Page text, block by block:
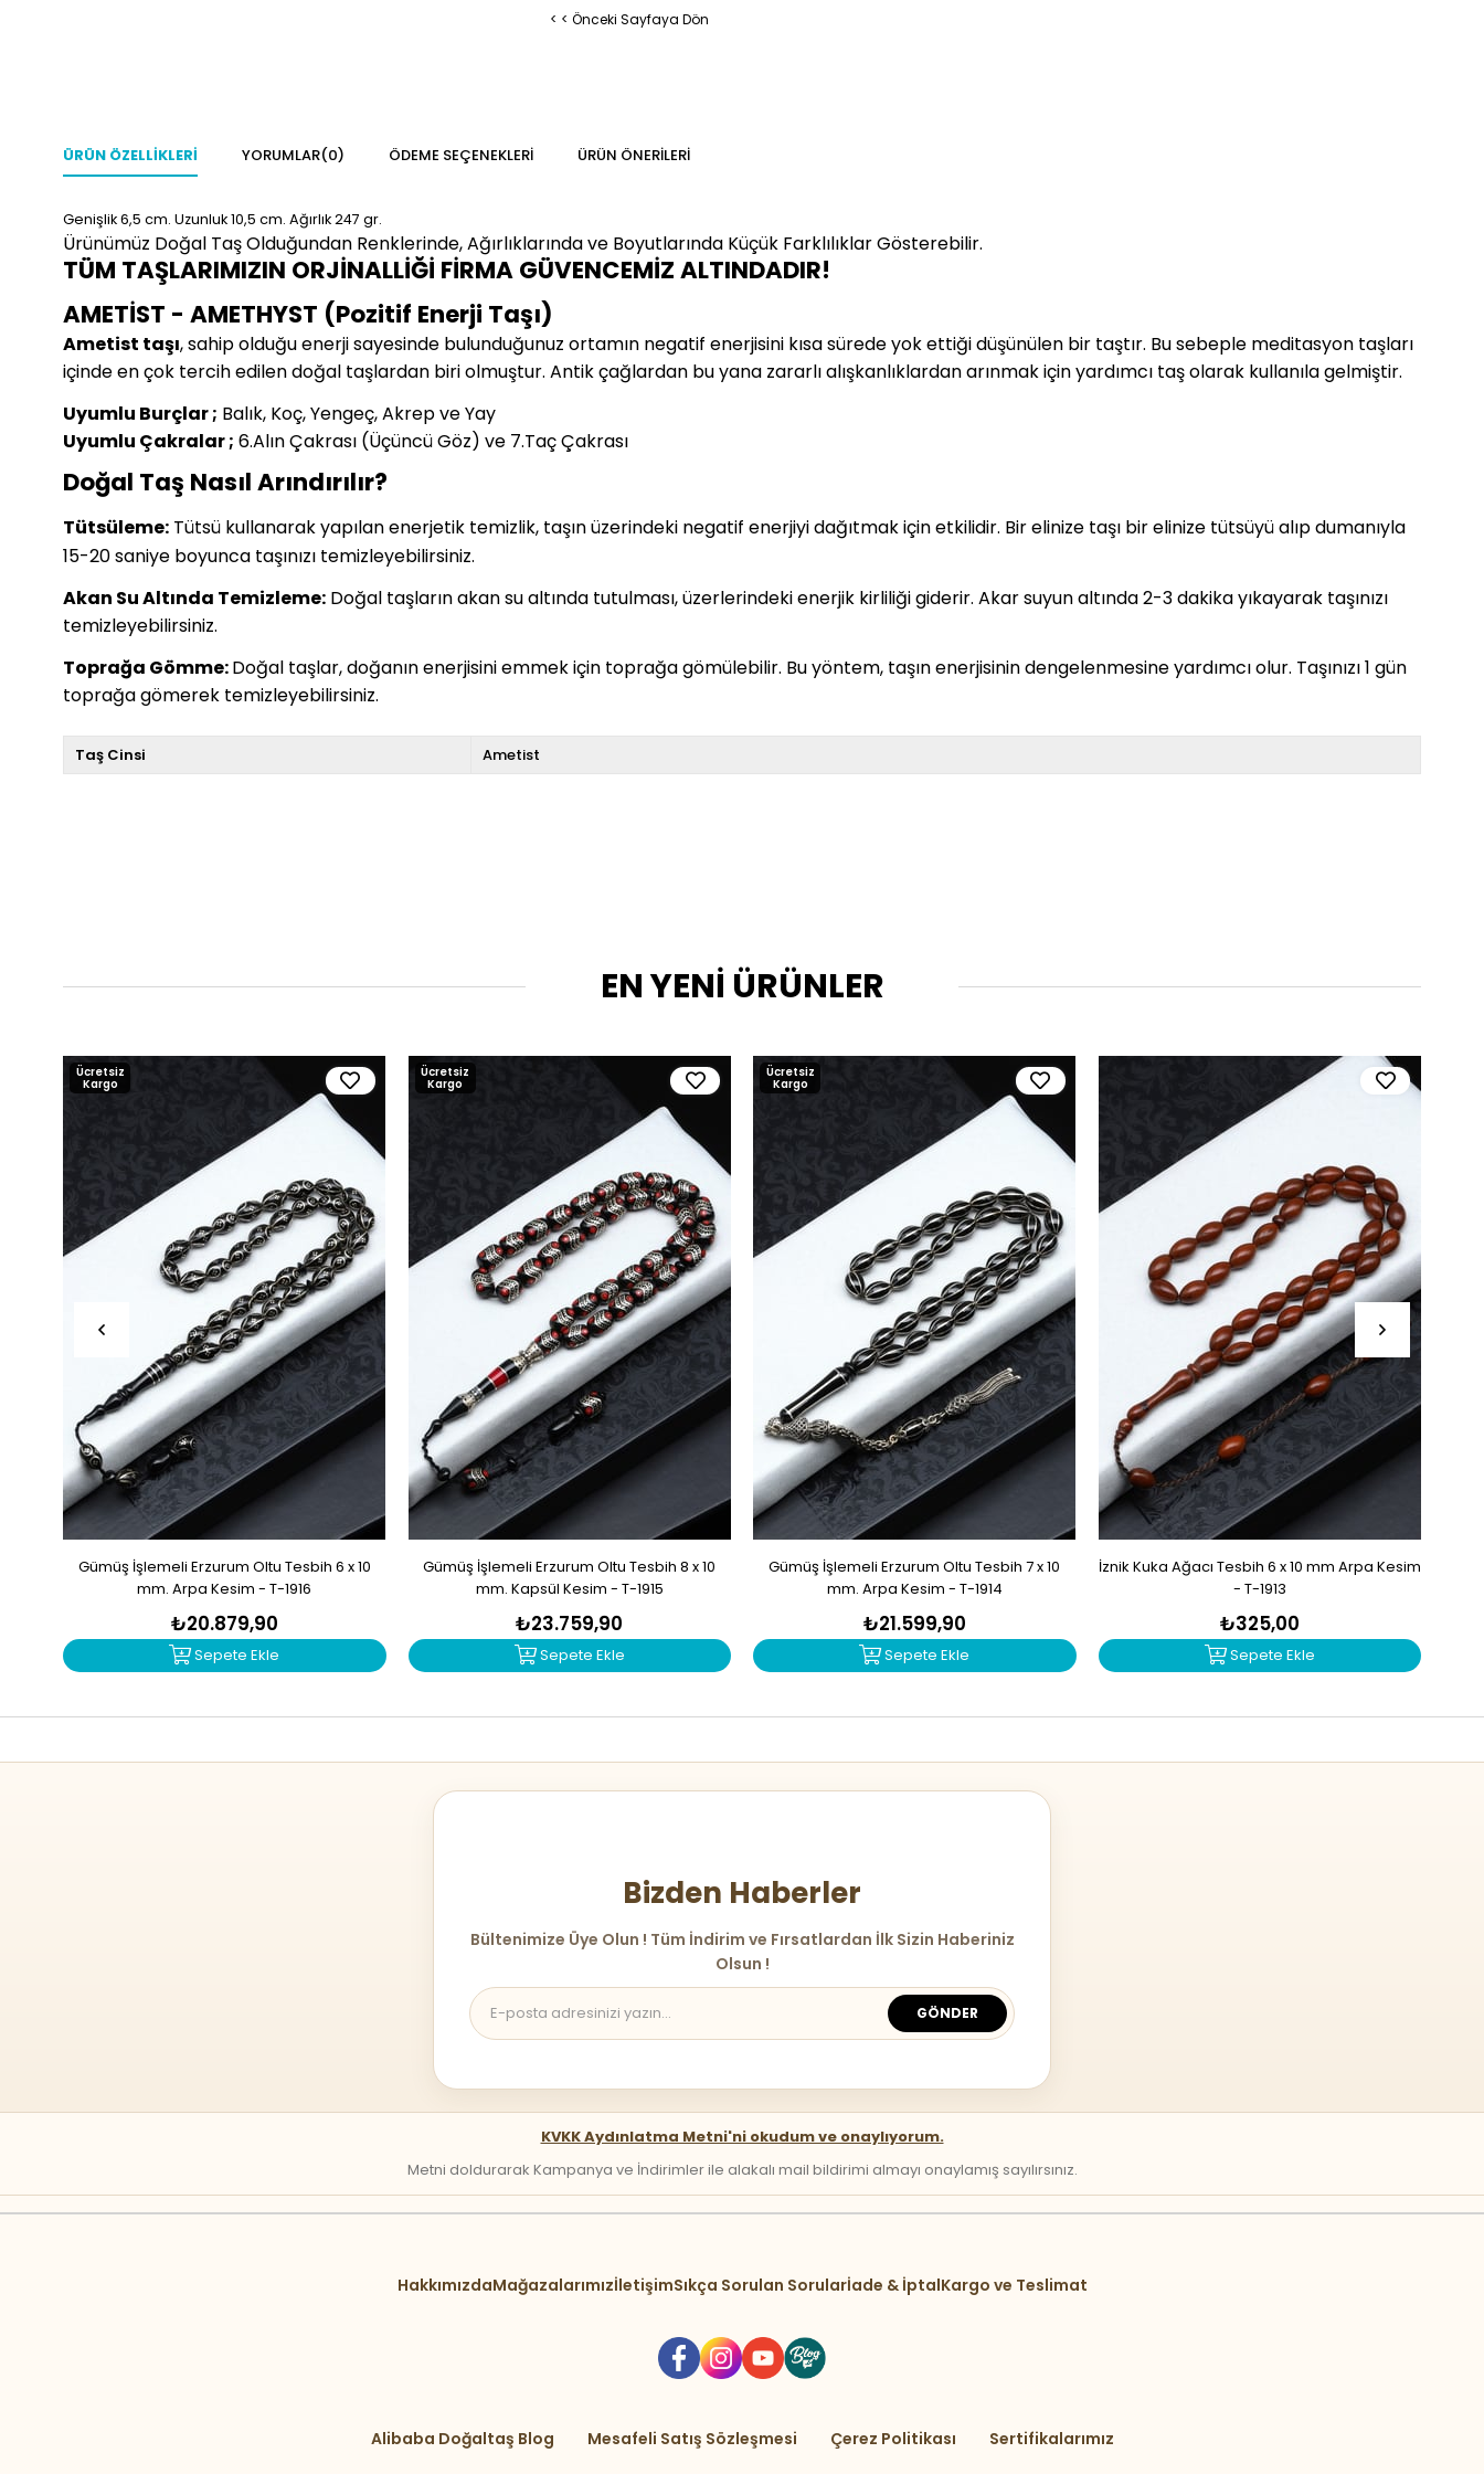
< < Önceki Sayfaya Dön
ÜRÜN ÖZELLIKLERI YORUMLAR(0) ÖDEME SEÇENEKLERI ÜRÜN ÖNERILERI
Genişlik 6,5 cm. Uzunluk 10,5 cm. Ağırlık 247 gr.
Ürünümüz Doğal Taş Olduğundan Renklerinde, Ağırlıklarında ve Boyutlarında Küçük Farklılıklar Gösterebilir.
TÜM TAŞLARIMIZIN ORJİNALLİĞİ FİRMA GÜVENCEMİZ ALTINDADIR!
AMETİST - AMETHYST (Pozitif Enerji Taşı)
Ametist taşı, sahip olduğu enerji sayesinde bulunduğunuz ortamın negatif enerjisini kısa sürede yok ettiği düşünülen bir taştır. Bu sebeple meditasyon taşları
içinde en çok tercih edilen doğal taşlardan biri olmuştur. Antik çağlardan bu yana zararlı alışkanlıklardan arınmak için yardımcı taş olarak kullanıla gelmiştir.
Uyumlu Burçlar ; Balık, Koç, Yengeç, Akrep ve Yay
Uyumlu Çakralar ; 6.Alın Çakrası (Üçüncü Göz) ve 7.Taç Çakrası
Doğal Taş Nasıl Arındırılır?
Tütsüleme: Tütsü kullanarak yapılan enerjetik temizlik, taşın üzerindeki negatif enerjiyi dağıtmak için etkilidir. Bir elinize taşı bir elinize tütsüyü alıp dumanıyla
15-20 saniye boyunca taşınızı temizleyebilirsiniz.
Akan Su Altında Temizleme: Doğal taşların akan su altında tutulması, üzerlerindeki enerjik kirliliği giderir. Akar suyun altında 2-3 dakika yıkayarak taşınızı
temizleyebilirsiniz.
Toprağa Gömme:Doğal taşlar, doğanın enerjisini emmek için toprağa gömülebilir. Bu yöntem, taşın enerjisinin dengelenmesine yardımcı olur. Taşınızı 1 gün
toprağa gömerek temizleyebilirsiniz.
Taş Cinsi Ametist
EN YENİ ÜRÜNLER
Gümüş İşlemeli Erzurum Oltu Tesbih 6 x 10
mm. Arpa Kesim - T-1916
₺20.879,90
Sepete Ekle
Ücretsiz
Kargo
Gümüş İşlemeli Erzurum Oltu Tesbih 8 x 10
mm. Kapsül Kesim - T-1915
₺23.759,90
Sepete Ekle
Ücretsiz
Kargo
Gümüş İşlemeli Erzurum Oltu Tesbih 7 x 10
mm. Arpa Kesim - T-1914
₺21.599,90
Sepete Ekle
Ücretsiz
Kargo
İznik Kuka Ağacı Tesbih 6 x 10 mm Arpa Kesim
- T-1913
₺325,00
Sepete Ekle
Bizden Haberler
Bültenimize Üye Olun ! Tüm İndirim ve Fırsatlardan İlk Sizin Haberiniz
Olsun !
GÖNDER
KVKK Aydınlatma Metni'ni okudum ve onaylıyorum.
Metni doldurarak Kampanya ve İndirimler ile alakalı mail bildirimi almayı onaylamış sayılırsınız.
HakkımızdaMağazalarımızİletişimSıkça Sorulan Sorularİade & İptalKargo ve Teslimat
Alibaba Doğaltaş Blog Mesafeli Satış Sözleşmesi Çerez Politikası Sertifikalarımız